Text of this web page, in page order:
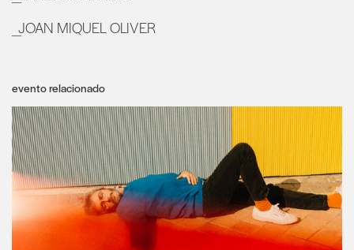
_JOAN MIQUEL OLIVER
evento relacionado